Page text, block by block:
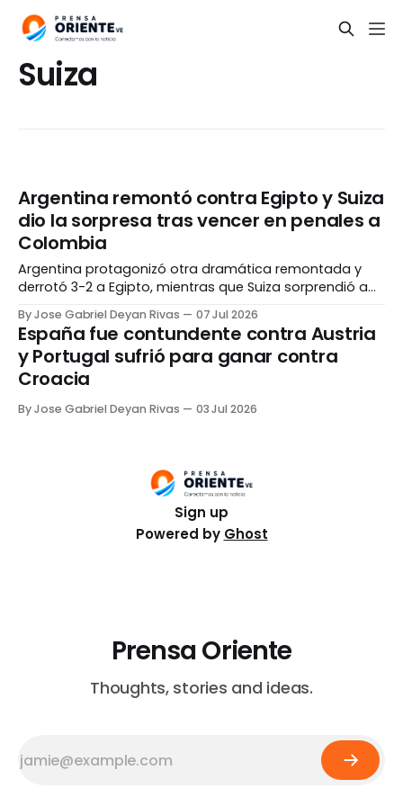
Suiza
Argentina remontó contra Egipto y Suiza
dio la sorpresa tras vencer en penales a
Colombia
Argentina protagonizó otra dramática remontada y
derrotó 3-2 a Egipto, mientras que Suiza sorprendió a
cuartos de final por primera vez desde 1954. En el
primer encuentro de la jornada, la vigente campeona
del mundo comenzó con el pie izquierdo tras
By Jose Gabriel Deyan Rivas 07 Jul 2026
España fue contundente contra Austria
y Portugal sufrió para ganar contra
Croacia
By Jose Gabriel Deyan Rivas 03 Jul 2026
Sign up
Powered by Ghost
Prensa Oriente
Thoughts, stories and ideas.